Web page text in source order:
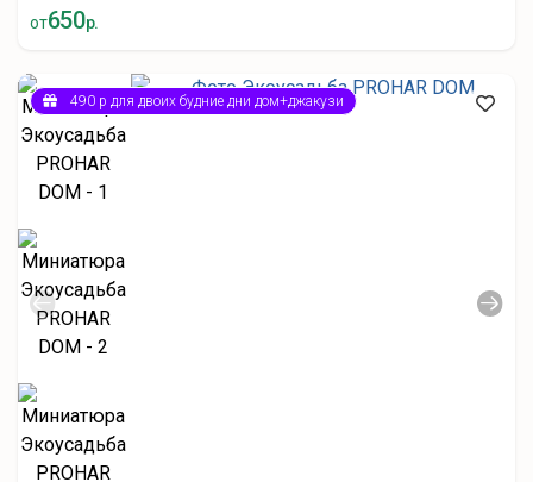
от650р.
490 р для двоих будние дни дом+джакузи